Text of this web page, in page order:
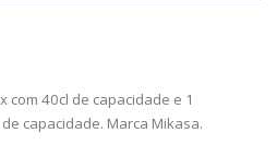
com 40cl de capacidade e 1
capacidade. Marca Mikasa.